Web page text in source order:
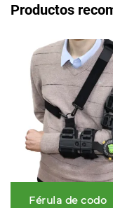
Productos
Férula de codo